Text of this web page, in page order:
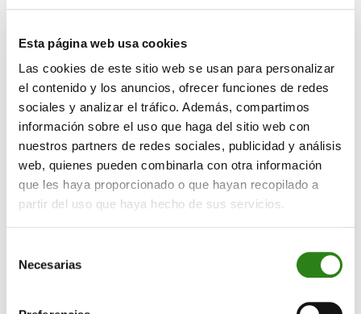
Esta página web usa cookies
Las cookies de este sitio web se usan para personalizar
el contenido y los anuncios, ofrecer funciones de redes
sociales y analizar el tráfico. Además, compartimos
información sobre el uso que haga del sitio web con
nuestros partners de redes sociales, publicidad y análisis
web, quienes pueden combinarla con otra información
que les haya proporcionado o que hayan recopilado a
partir del uso que haya hecho de sus servicios.
Necesarias
escenario de “ricitos de oro”? La opinión general es que
sí. La mediana de las previsiones de crecimiento para
EE. UU. es del 2,2 % para 2024, pero la inflación
retrocede al 2,1 %, según el indicador preferido de la
Reserva Federal, el índice PCE (índice de gastos de
consumo personal). Nos cuesta creer que la Reserva
Federal vaya a ser capaz de mantener su objetivo de
bajar los tipos tres veces este año. Con un mercado
laboral tenso y una inflación de los precios de los
que esto ocurra sería que la economía entrara en